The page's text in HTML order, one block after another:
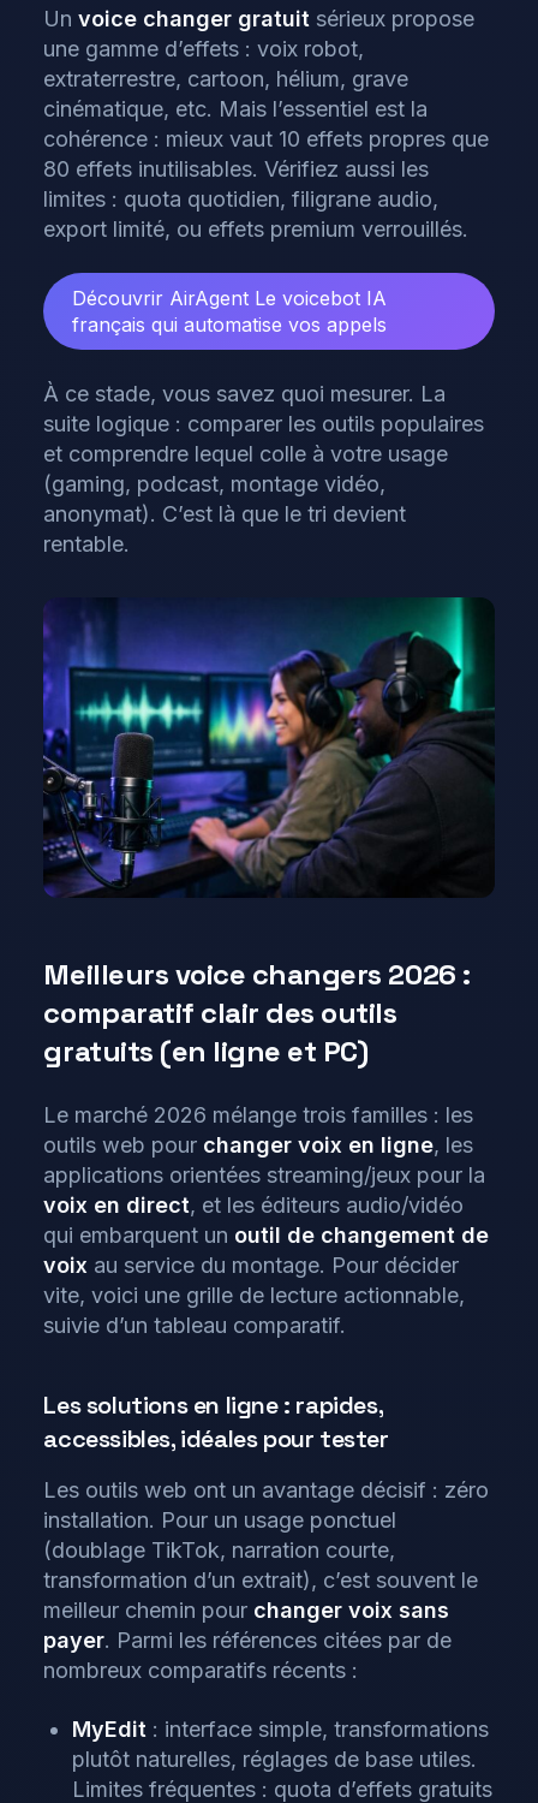
Unvoice changer gratuit sérieux propose
une gamme d’effets : voix robot,
extraterrestre, cartoon, hélium, grave
cinématique, etc. Mais l’essentiel est la
cohérence : mieux vaut 10 effets propres que
80 effets inutilisables. Vérifiez aussi les
limites : quota quotidien, filigrane audio,
export limité, ou effets premium verrouillés.
Découvrir AirAgent Le voicebot IA
français qui automatise vos appels
À ce stade, vous savez quoi mesurer. La
suite logique : comparer les outils populaires
et comprendre lequel colle à votre usage
(gaming, podcast, montage vidéo,
anonymat). C’est là que le tri devient
rentable.
Meilleurs voice changers 2026 :
comparatif clair des outils
gratuits (en ligne et PC)
Le marché 2026 mélange trois familles : les
outils web pour changer voix en ligne, les
applications orientées streaming/jeux pour la
voix en direct, et les éditeurs audio/vidéo
qui embarquent un outil de changement de
voix au service du montage. Pour décider
vite, voici une grille de lecture actionnable,
suivie d’un tableau comparatif.
Les solutions en ligne : rapides,
accessibles, idéales pour tester
Les outils web ont un avantage décisif : zéro
installation. Pour un usage ponctuel
(doublage TikTok, narration courte,
transformation d’un extrait), c’est souvent le
meilleur chemin pour changer voix sans
payer. Parmi les références citées par de
nombreux comparatifs récents :
MyEdit : interface simple, transformations
plutôt naturelles, réglages de base utiles.
Limites fréquentes : quota d’effets gratuits